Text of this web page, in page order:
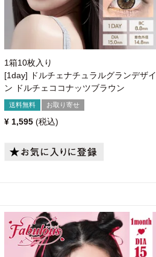
1箱10枚入り
[1day] ドルチェナチュラルグランデザイ
ン ドルチェココナッツブラウン
送料無料 お取り寄せ
¥ 1,595 税込